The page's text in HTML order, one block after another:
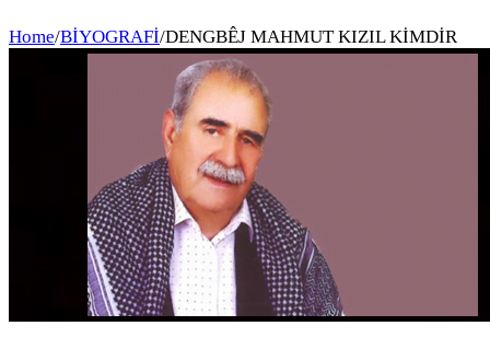
Home/BİYOGRAFİ/DENGBÊJ MAHMUT KIZIL KİMDİR